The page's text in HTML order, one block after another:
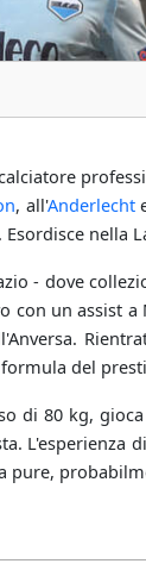
, all'Anderlecht
nella
- dove
con un assist
del
di 80 kg,
L'esperienza
pure,